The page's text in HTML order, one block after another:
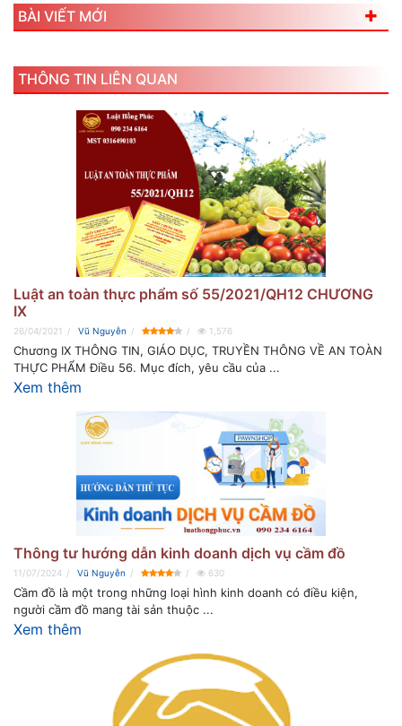
BÀI VIẾT MỚI
THÔNG TIN LIÊN QUAN
Luật an toàn thực phẩm số 55/2021/QH12 CHƯƠNG
IX
26/04/2021 Vũ Nguyễn 1,576
Chương IX THÔNG TIN, GIÁO DỤC, TRUYỀN THÔNG VỀ AN TOÀN
THỰC PHẨM Điều 56. Mục đích, yêu cầu của ...
Xem thêm
Thông tư hướng dẫn kinh doanh dịch vụ cầm đồ
11/07/2024 Vũ Nguyễn 630
Cầm đồ là một trong những loại hình kinh doanh có điều kiện,
người cầm đồ mang tài sản thuộc ...
Xem thêm